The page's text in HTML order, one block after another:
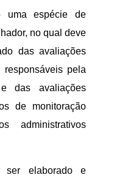
uma espécie de
no qual deve
das avaliações
pela
das avaliações
de monitoração
administrativos
ser elaborado e